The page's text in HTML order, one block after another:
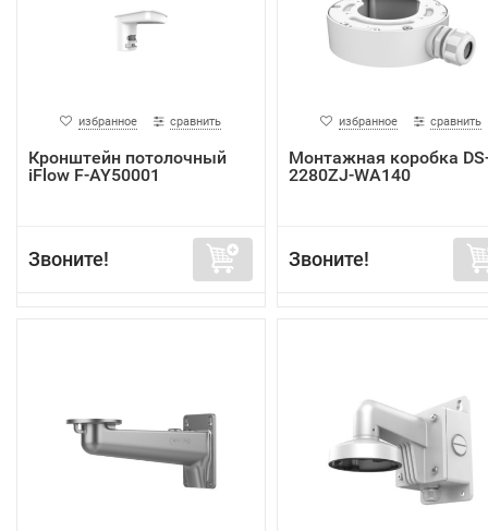
избранное сравнить
Кронштейн потолочный
iFlow F-AY50001
Звоните!
избранное сравнить
Монтажная коробка
2280ZJ-WA140
Звоните!